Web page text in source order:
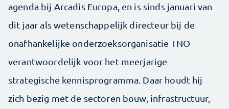
agenda bij Arcadis Europa, en is sinds januari van
dit jaar als wetenschappelijk directeur bij de
onafhankelijke onderzoeksorganisatie TNO
verantwoordelijk voor het meerjarige
strategische kennisprogramma. Daar houdt hij
zich bezig met de sectoren bouw, infrastructuur,